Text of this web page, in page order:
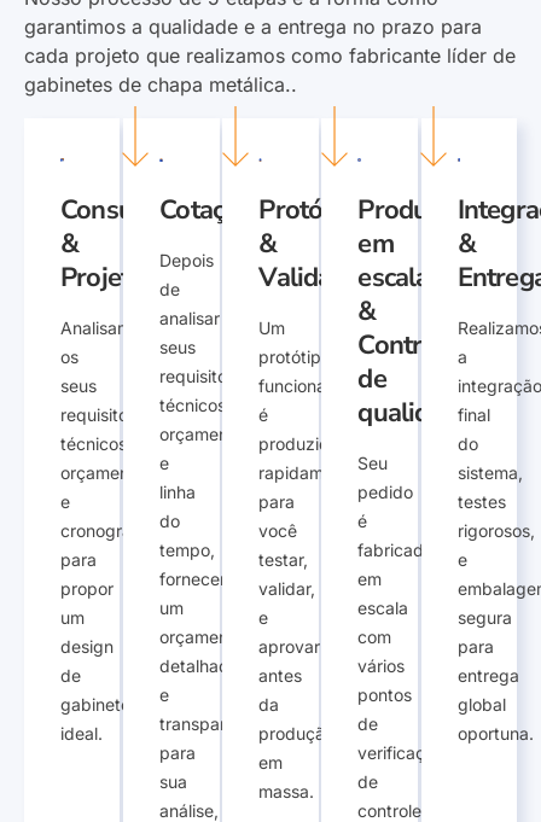
garantimos a qualidade e a entrega no prazo para
cada projeto que realizamos como fabricante líder de
gabinetes de chapa metálica..
Consulta
&
Projeto
Analisamos
os
seus
requisitos
técnicos,
orçamento,
e
cronograma
para
propor
um
design
de
gabinete
ideal.
Cotação
Depois
de
analisar
seus
requisitos
técnicos,
orçamento,
e
linha
do
tempo,
fornecemos
um
orçamento
detalhado
e
transparente
para
sua
análise,
Protótipo
&
Validação
Um
protótipo
funcional
é
produzido
rapidamente
para
você
testar,
validar,
e
aprovar
antes
da
produção
em
massa.
Produção
em
escala
&
Controle
de
qualidade
Seu
pedido
é
fabricado
em
escala
com
vários
pontos
de
verificação
de
controle
&
a
integração
final
do
sistema,
testes
rigorosos,
e
segura
para
entrega
global
oportuna.